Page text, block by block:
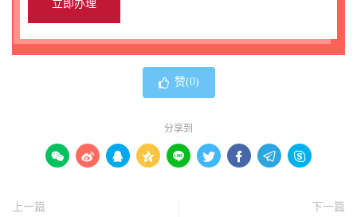
赞(0)
分享到
        
上一篇
下一篇